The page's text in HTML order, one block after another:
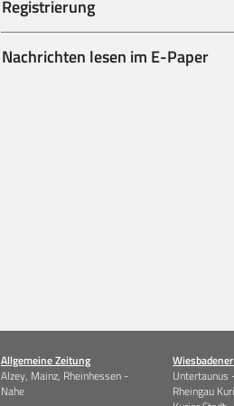
Registrierung
Nachrichten lesen im E-Paper
Allgemeine Zeitung
Alzey, Mainz, Rheinhessen -
Nahe
Untertaunus
Rheingau